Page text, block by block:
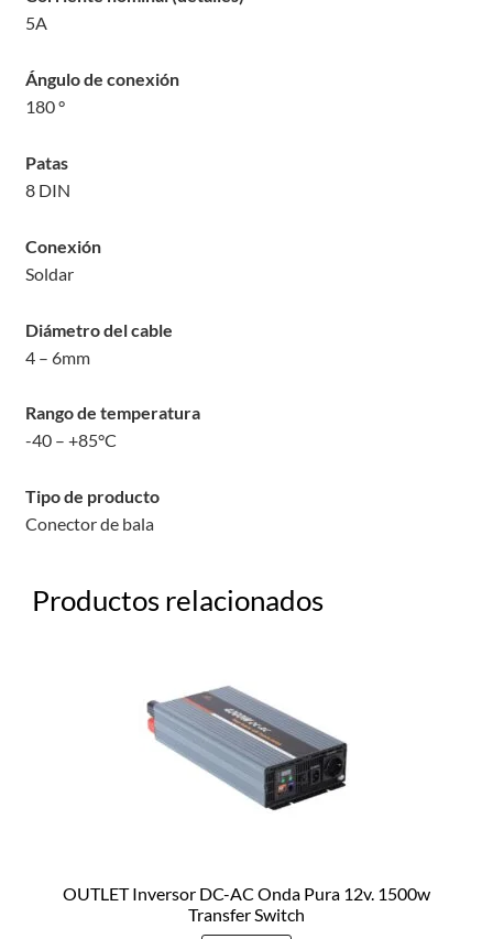
5A
Ángulo de conexión
180°
Patas
8 DIN
Conexión
Soldar
Diámetro del cable
4 – 6mm
Rango de temperatura
-40 – +85°C
Tipo de producto
Conector de bala
Productos relacionados
OUTLET Inversor DC-AC Onda Pura 12v. 1500w
Transfer Switch